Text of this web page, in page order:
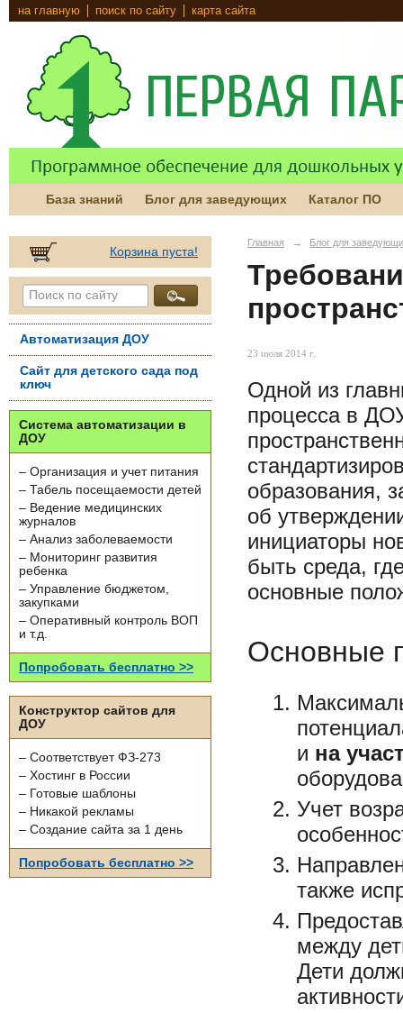
на главную поиск по сайту карта сайта
База знаний Блог для заведующих Каталог ПО
Корзина пуста!
Автоматизация ДОУ
Сайт для детского сада под
ключ
Система автоматизации в
ДОУ
– Организация и учет питания
– Табель посещаемости детей
– Ведение медицинских
журналов
– Анализ заболеваемости
– Мониторинг развития
ребенка
– Управление бюджетом,
закупками
– Оперативный контроль ВОП
и т.д.
Попробовать бесплатно >>
Конструктор сайтов для
ДОУ
– Соответствует ФЗ-273
– Хостинг в России
– Готовые шаблоны
– Никакой рекламы
– Создание сайта за 1 день
Попробовать бесплатно >>
Главная → Блог для
23 июля 2014 г.
Одной из
процесса в
образования,
об
инициаторы
быть среда,
основные
Основные
и на
Учет
также
между
Дети